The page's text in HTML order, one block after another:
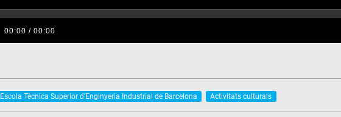
Escola Tècnica Superior d'Enginyeria Industrial de Barcelona Activitats culturals